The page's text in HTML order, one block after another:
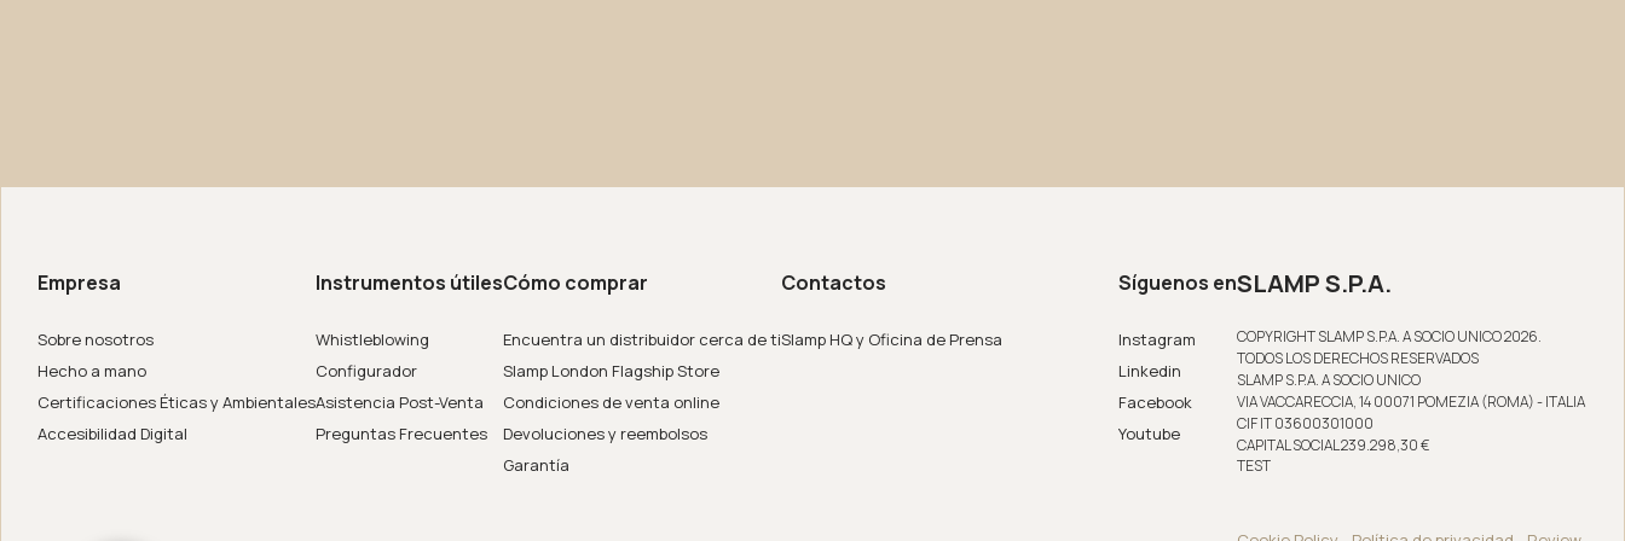
Empresa
Sobre nosotros
Hecho a mano
Certificaciones Éticas y Ambientales
Accesibilidad Digital
Instrumentos útiles
Whistleblowing
Configurador
Asistencia Post-Venta
Preguntas Frecuentes
Cómo comprar
Encuentra un distribuidor cerca de ti
Slamp London Flagship Store
Condiciones de venta online
Devoluciones y reembolsos
Garantía
Contactos
Slamp HQ y Oficina de Prensa
Síguenos en
Instagram
Linkedin
Facebook
Youtube
SLAMP S.P.A.
COPYRIGHT SLAMP S.P.A. A SOCIO UNICO 2026.
TODOS LOS DERECHOS RESERVADOS
SLAMP S.P.A. A SOCIO UNICO
VIA VACCARECCIA, 14 00071 POMEZIA (ROMA) - ITALIA
CIF IT 03600301000
CAPITAL SOCIAL 239.298,30 €
TEST